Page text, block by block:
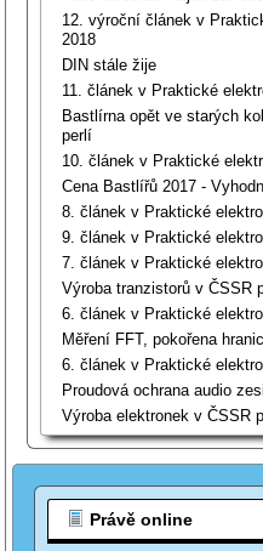
12. výroční článek v
2018
DIN stále žije
11. článek v Praktické
Bastlírna opět ve starých
perlí
10. článek v Praktické
Cena Bastlířů 2017 -
8. článek v Praktické
9. článek v Praktické
7. článek v Praktické
Výroba tranzistorů v ČSSR
6. článek v Praktické
Měření FFT, pokořena
6. článek v Praktické
Proudová ochrana audio
Výroba elektronek v ČSSR
Právě online